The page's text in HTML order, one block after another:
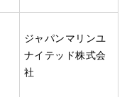
ジャパンマリンユ
ナイテッド株式会
社